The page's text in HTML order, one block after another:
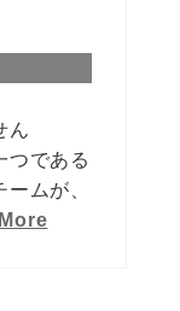
ん
つである
ムが、